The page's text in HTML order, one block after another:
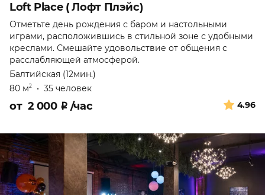
Loft Place ( Лофт Плэйс)
Отметьте день рождения с баром и настольными
играми, расположившись в стильной зоне с удобными
креслами. Смешайте удовольствие от общения с
расслабляющей атмосферой.
Балтийская (12мин.)
80 м2 • 35 человек
4.96
от 2 000 ₽ /час